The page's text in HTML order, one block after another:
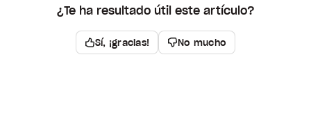
¿Te ha resultado útil este artículo?
Sí, ¡gracias! No mucho